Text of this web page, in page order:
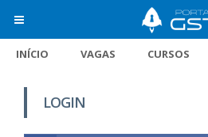
INÍCIO VAGAS CURSOS
LOGIN